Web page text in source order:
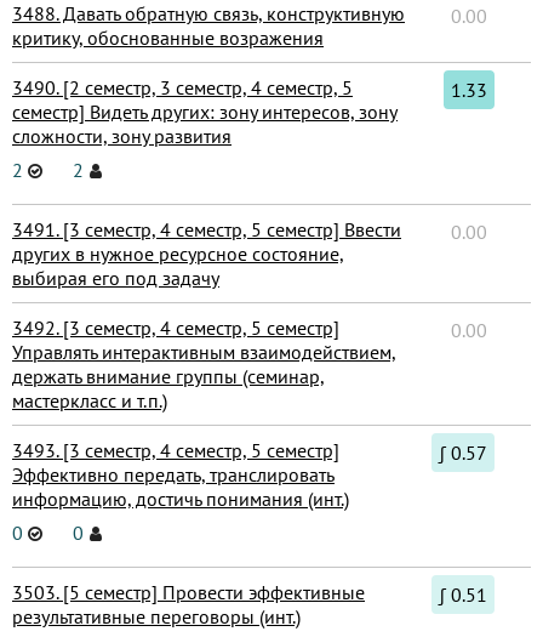
3488. Давать обратную связь, конструктивную
критику, обоснованные возражения
0.00
3490. [2 семестр, 3 семестр, 4 семестр, 5
семестр] Видеть других: зону интересов, зону
сложности, зону развития
2
2
1.33
3491. [3 семестр, 4 семестр, 5 семестр] Ввести
других в нужное ресурсное состояние,
выбирая его под задачу
0.00
3492. [3 семестр, 4 семестр, 5 семестр]
Управлять интерактивным взаимодействием,
держать внимание группы (семинар,
мастеркласс и т.п.)
0.00
3493. [3 семестр, 4 семестр, 5 семестр]
Эффективно передать, транслировать
информацию, достичь понимания (инт.)
0
0
∫ 0.57
3503. [5 семестр] Провести эффективные
результативные переговоры (инт.)
∫ 0.51